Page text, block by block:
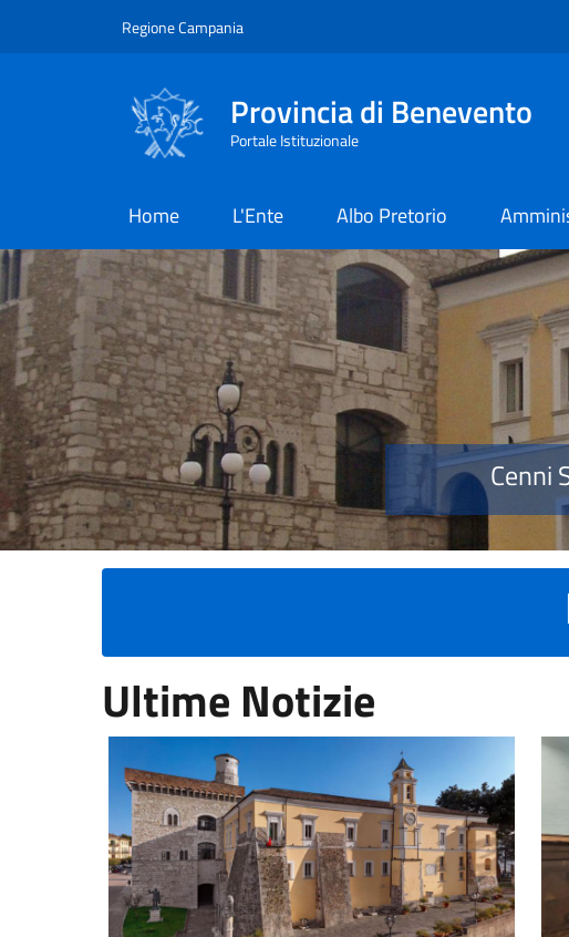
Regione Campania
Provincia di Benevento
Portale Istituzionale
Home L'Ente Albo Pretorio
Provincia di Benevento
Cenni
Ultime Notizie